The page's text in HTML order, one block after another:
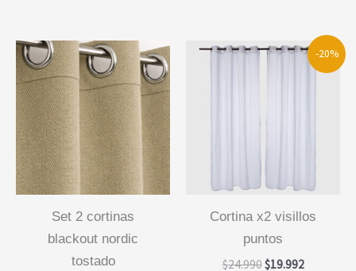
set 2 cortinas
blackout nordic
tostado
-20%
cortina x2 visillos
puntos
$24.990El
$19.992El